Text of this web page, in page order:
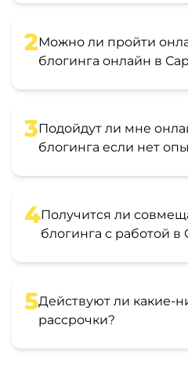
2Можно ли пройти
блогинга онлайн в
3Подойдут ли мне
блогинга если нет
4Получится ли
блогинга с работой в
5Действуют ли какие-
рассрочки?